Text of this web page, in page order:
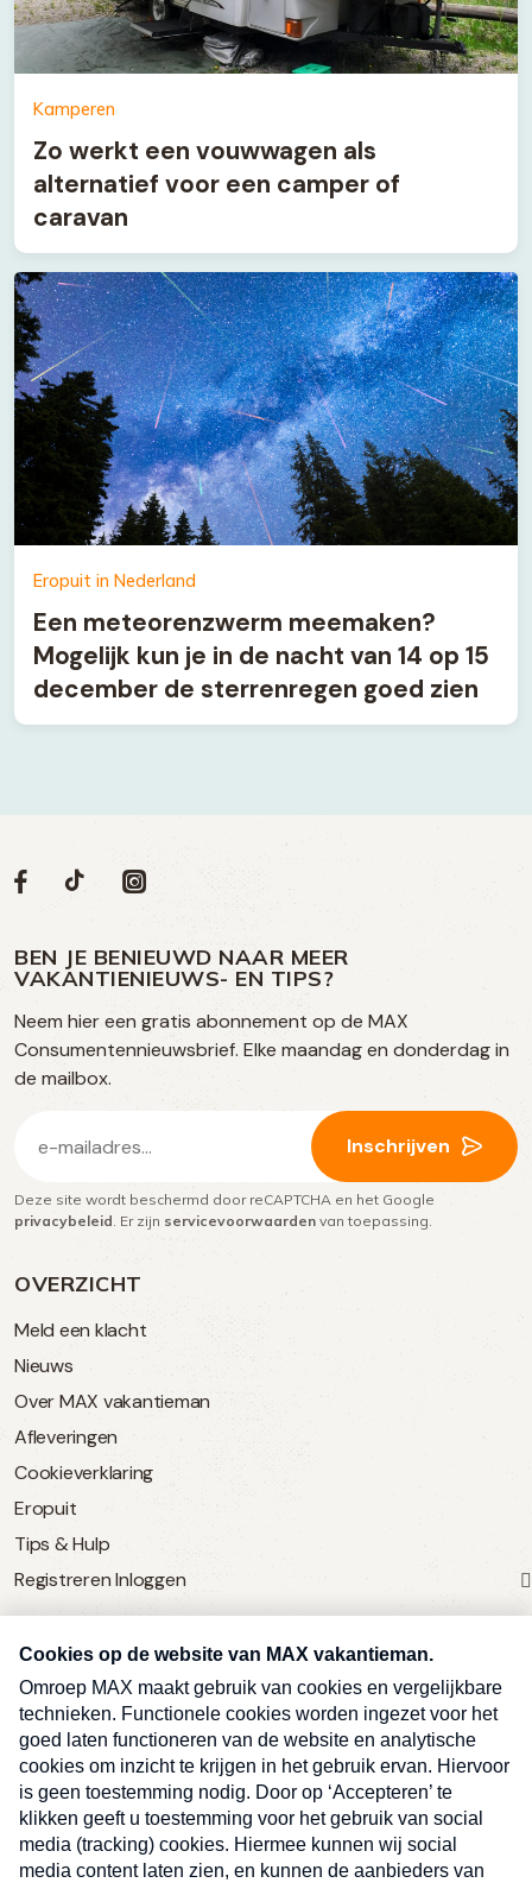
Kamperen
Zo werkt een vouwwagen als
alternatief voor een camper of
caravan
Eropuit in Nederland
Een meteorenzwerm meemaken?
Mogelijk kun je in de nacht van 14 op 15
december de sterrenregen goed zien
OVERZICHT
Meld een klacht
Nieuws
Over MAX vakantieman
Afleveringen
Cookieverklaring
Eropuit
Tips & Hulp
Registreren Inloggen
SERVICE
Over Omroep MAX
MAX Vandaag
MAX Meldpunt
Pers
Contact
Algemene voorwaarden
Volg
op
social
media
Social
Volg
op
Facebook
Volg
op
TikTok
Volg
op
Instagram
BEN JE BENIEUWD NAAR MEER
VAKANTIENIEUWS- EN TIPS?
Neem hier een gratis abonnement op de MAX
Consumentennieuwsbrief. Elke maandag en donderdag in
de mailbox.
mailadres
(Vereist)
Inschrijven
Deze site wordt beschermd door reCAPTCHA en het Google
privacybeleid. Er zijn servicevoorwaarden van toepassing.